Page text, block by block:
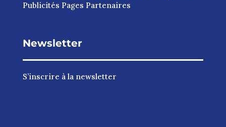
Publicités Pages Partenaires
Newsletter
S’inscrire à la newsletter